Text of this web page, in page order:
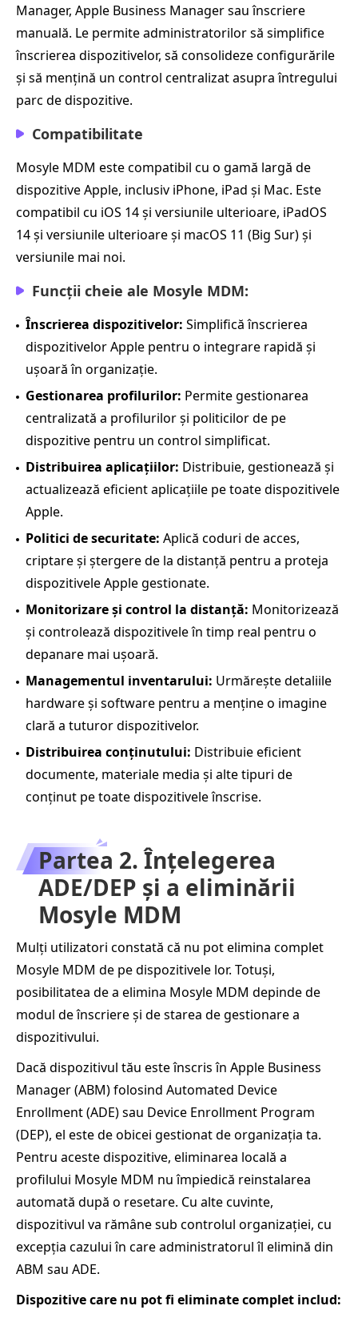
Manager, Apple Business Manager sau înscriere
manuală. Le permite administratorilor să simplifice
înscrierea dispozitivelor, să consolideze configurările
și să mențină un control centralizat asupra întregului
parc de dispozitive.
Compatibilitate
Mosyle MDM este compatibil cu o gamă largă de
dispozitive Apple, inclusiv iPhone, iPad și Mac. Este
compatibil cu iOS 14 și versiunile ulterioare, iPadOS
14 și versiunile ulterioare și macOS 11 (Big Sur) și
versiunile mai noi.
Funcții cheie ale Mosyle MDM:
Înscrierea dispozitivelor: Simplifică înscrierea
dispozitivelor Apple pentru o integrare rapidă și
ușoară în organizație.
Gestionarea profilurilor: Permite gestionarea
centralizată a profilurilor și politicilor de pe
dispozitive pentru un control simplificat.
Distribuirea aplicațiilor: Distribuie, gestionează și
actualizează eficient aplicațiile pe toate dispozitivele
Apple.
Politici de securitate: Aplică coduri de acces,
criptare și ștergere de la distanță pentru a proteja
dispozitivele Apple gestionate.
Monitorizare și control la distanță: Monitorizează
și controlează dispozitivele în timp real pentru o
depanare mai ușoară.
Managementul inventarului: Urmărește detaliile
hardware și software pentru a menține o imagine
clară a tuturor dispozitivelor.
Distribuirea conținutului: Distribuie eficient
documente, materiale media și alte tipuri de
conținut pe toate dispozitivele înscrise.
Partea 2. Înțelegerea
ADE/DEP și a eliminării
Mosyle MDM
Mulți utilizatori constată că nu pot elimina complet
Mosyle MDM de pe dispozitivele lor. Totuși,
posibilitatea de a elimina Mosyle MDM depinde de
modul de înscriere și de starea de gestionare a
dispozitivului.
Dacă dispozitivul tău este înscris în Apple Business
Manager (ABM) folosind Automated Device
Enrollment (ADE) sau Device Enrollment Program
(DEP), el este de obicei gestionat de organizația ta.
Pentru aceste dispozitive, eliminarea locală a
profilului Mosyle MDM nu împiedică reinstalarea
automată după o resetare. Cu alte cuvinte,
dispozitivul va rămâne sub controlul organizației, cu
excepția cazului în care administratorul îl elimină din
ABM sau ADE.
Dispozitive care nu pot fi eliminate complet includ: